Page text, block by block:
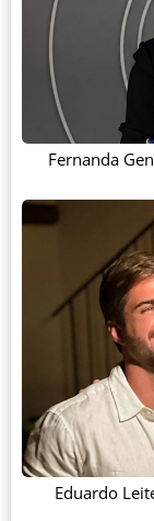
Fernanda
Eduardo